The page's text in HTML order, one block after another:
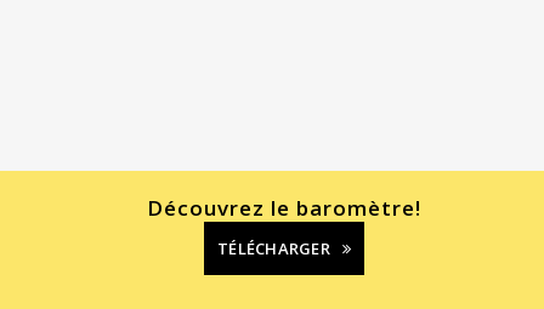
Découvrez le baromètre!
TÉLÉCHARGER